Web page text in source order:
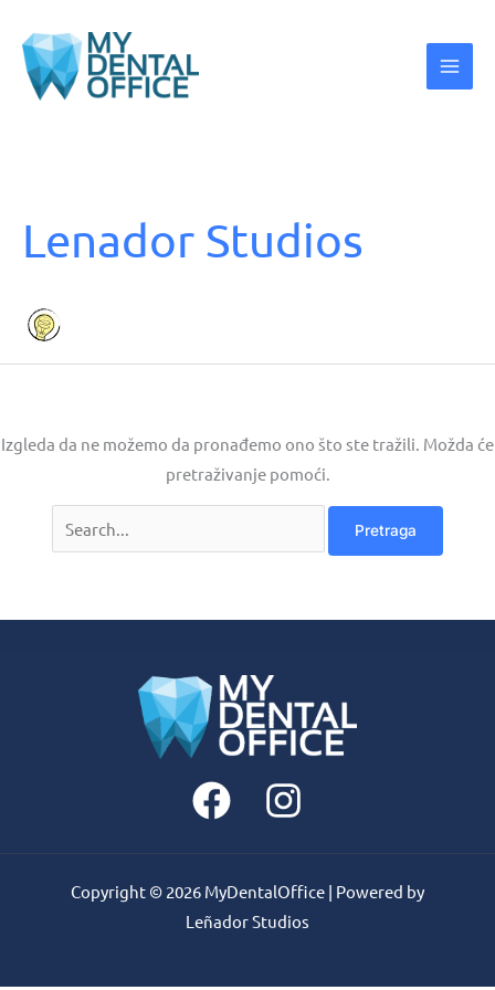
Lenador Studios
Izgleda da ne možemo da pronađemo ono što ste tražili. Možda će
pretraživanje pomoći.
Copyright © 2026 MyDentalOffice | Powered by
Leñador Studios